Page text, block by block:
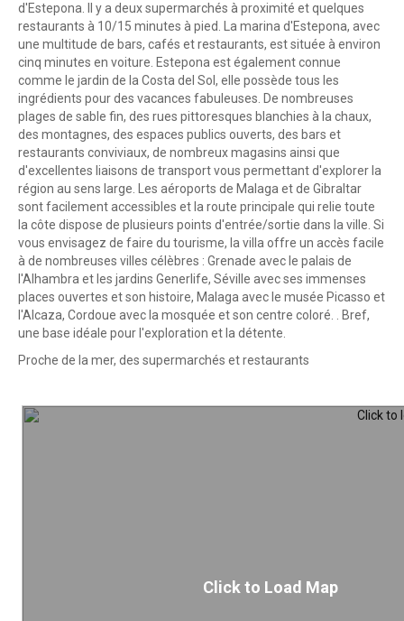
d'Estepona. Il y a deux supermarchés à proximité et quelques
restaurants à 10/15 minutes à pied. La marina d'Estepona, avec
une multitude de bars, cafés et restaurants, est située à environ
cinq minutes en voiture. Estepona est également connue
comme le jardin de la Costa del Sol, elle possède tous les
ingrédients pour des vacances fabuleuses. De nombreuses
plages de sable fin, des rues pittoresques blanchies à la chaux,
des montagnes, des espaces publics ouverts, des bars et
restaurants conviviaux, de nombreux magasins ainsi que
d'excellentes liaisons de transport vous permettant d'explorer la
région au sens large. Les aéroports de Malaga et de Gibraltar
sont facilement accessibles et la route principale qui relie toute
la côte dispose de plusieurs points d'entrée/sortie dans la ville. Si
vous envisagez de faire du tourisme, la villa offre un accès facile
à de nombreuses villes célèbres : Grenade avec le palais de
l'Alhambra et les jardins Generlife, Séville avec ses immenses
places ouvertes et son histoire, Malaga avec le musée Picasso et
l'Alcaza, Cordoue avec la mosquée et son centre coloré. . Bref,
une base idéale pour l'exploration et la détente.
Proche de la mer, des supermarchés et restaurants
Click to Load Map